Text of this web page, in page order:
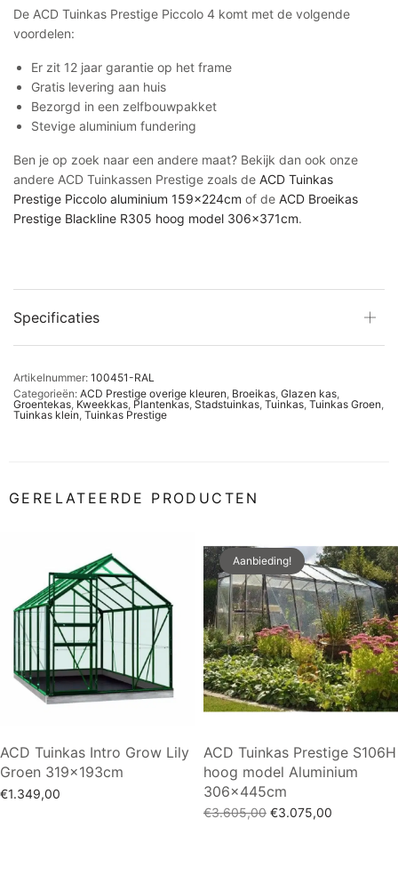
De ACD Tuinkas Prestige Piccolo 4 komt met de volgende
voordelen:
Er zit 12 jaar garantie op het frame
Gratis levering aan huis
Bezorgd in een zelfbouwpakket
Stevige aluminium fundering
Ben je op zoek naar een andere maat? Bekijk dan ook onze
andere ACD Tuinkassen Prestige zoals deACD Tuinkas
Prestige Piccolo aluminium 159x224cm of deACD Broeikas
Prestige Blackline R305 hoog model 306x371cm.
Specificaties
Artikelnummer: 100451-RAL
Categorieën: ACD Prestige overige kleuren, Broeikas, Glazen kas,
Groentekas, Kweekkas, Plantenkas, Stadstuinkas, Tuinkas, Tuinkas Groen,
Tuinkas klein, Tuinkas Prestige
GERELATEERDE PRODUCTEN
ACD Tuinkas Intro Grow Lily
Groen 319x193cm
€1.349,00
Aanbieding!
ACD Tuinkas Prestige S106H
hoog model Aluminium
306x445cm
€3.605,00 Oorspronkelijke
€3.075,00